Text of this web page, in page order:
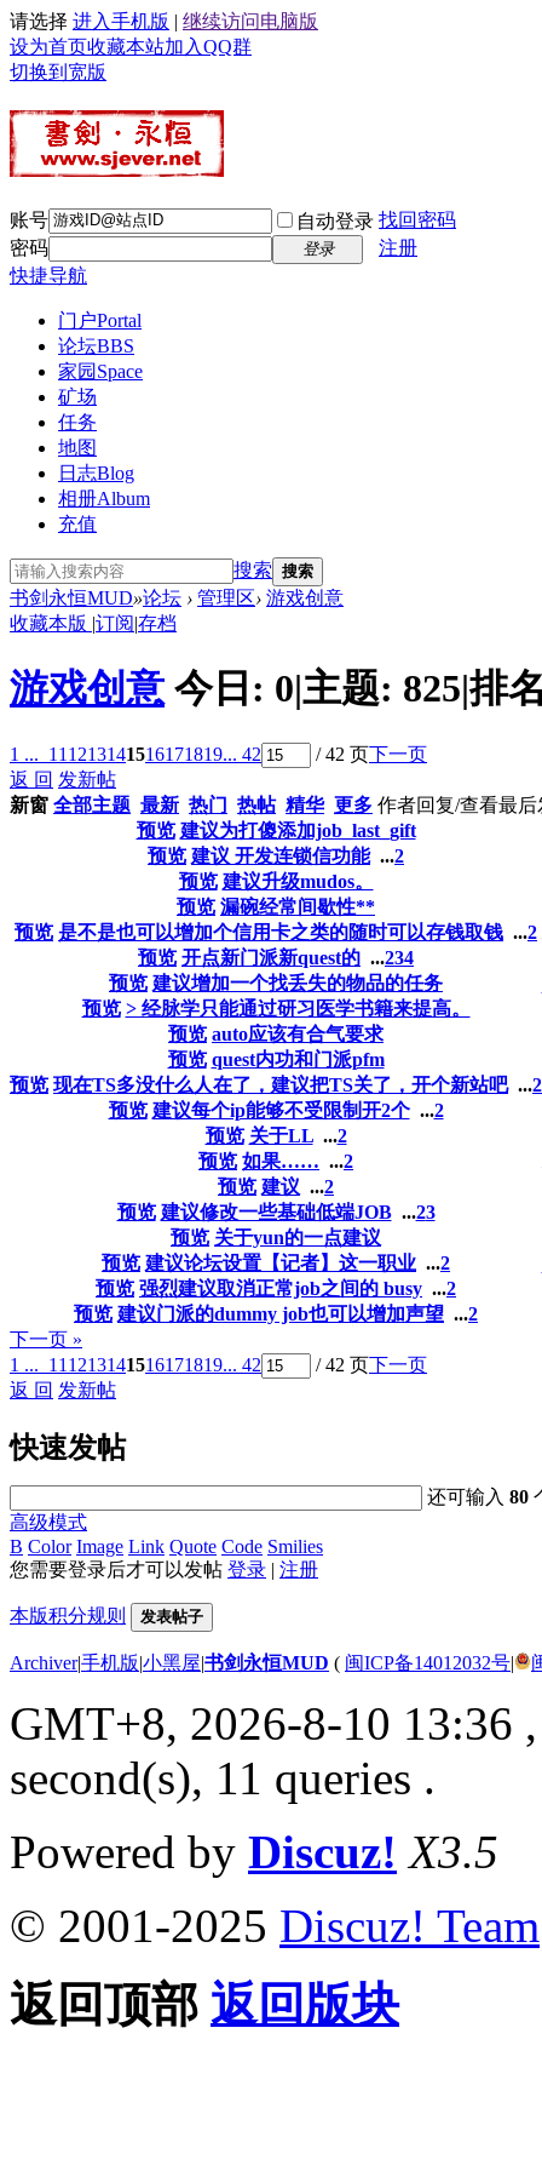
请选择 进入手机版 | 继续访问电脑版
设为首页收藏本站加入QQ群
切换到宽版
账号 自动登录 找回密码
密码
登录
注册
快捷导航
门户Portal
论坛BBS
家园 Space
矿场
任务
地图
日志Blog
相册Album
充值
搜索 搜索
书剑永恒MUD»论坛 › 管理区› 游戏创意
收藏本版 |订阅|存档
游戏创意 今日: 0|主题: 825|排
1 ... 11 1213141516171819... 42 / 42 页下一页
返 回 发新帖
新窗 全部主题 最新 热门 热帖 精华 更多 作者回复/查看最后
预览 建议为打傻添加job_last_gift
预览 建议 开发连锁信功能 ...2
预览 建议升级mudos。
预览 漏碗经常间歇性**
预览 是不是也可以增加个信用卡之类的随时可以存钱取钱 ...2
预览 开点新门派新quest的 ...234
预览 建议增加一个找丢失的物品的任务
预览 > 经脉学只能通过研习医学书籍来提高。
预览 auto应该有合气要求
预览 quest内功和门派pfm
预览 现在TS多没什么人在了，建议把TS关了，开个新站吧 ...2
预览 建议每个ip能够不受限制开2个 ...2
预览 关于LL ...2
预览 如果…… ...2
预览 建议 ...2
预览 建议修改一些基础低端JOB ...23
预览 关于yun的一点建议
预览 建议论坛设置【记者】这一职业 ...2
预览 强烈建议取消正常job之间的 busy ...2
预览 建议门派的dummy job也可以增加声望 ...2
下一页 »
1 ... 11 1213141516171819... 42 / 42 页下一页
返 回 发新帖
快速发帖
还可输入80
高级模式
B Color Image Link Quote Code Smilies
您需要登录后才可以发帖 登录 | 注册
本版积分规则 发表帖子
Archiver|手机版|小黑屋|书剑永恒MUD ( 闽ICP备14012032号|
GMT+8, 2026-8-10 13:36
second(s), 11 queries .
Powered by Discuz! X3.5
© 2001-2025 Discuz! Team
返回顶部 返回版块